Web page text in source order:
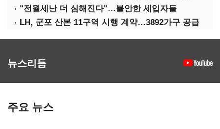
"전월세난 더 심해진다"…불안한 세입자들
LH, 군포 산본 11구역 시행 계약…3892가구 공급
뉴스리듬
주요 뉴스